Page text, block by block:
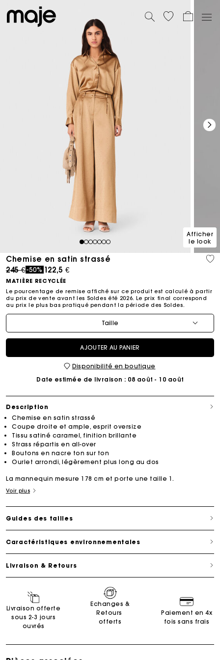
1234567
Afficher
le look
Chemise en satin strassé
Price reduced from
245 €to
-50% 122,5 €
MATIÈRE RECYCLÉE
Le pourcentage de remise affiché sur ce produit est calculé à partir
du prix de vente avant les Soldes été 2026. Le prix final correspond
au prix le plus bas pratiqué pendant la période des Soldes.​
Taille
AJOUTER AU PANIER
Disponibilité en boutique
Date estimée de livraison : 08 août - 10 août
Description
Chemise en satin strassé
Coupe droite et ample, esprit oversize
Tissu satiné caramel, finition brillante
Strass répartis en all-over
Boutons en nacre ton sur ton
Ourlet arrondi, légèrement plus long au dos
La mannequin mesure 178 cm et porte une taille 1.
Voir plus
Guides des tailles
Caractéristiques environnementales
Livraison & Retours
Livraison offerte
sous 2-3 jours
ouvrés
Echanges &
Retours
offerts
Paiement en 4x
fois sans frais